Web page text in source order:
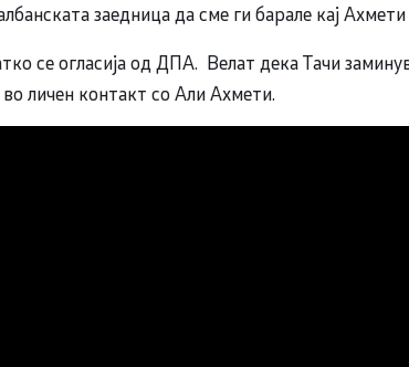
заедница да сме ги барале кај Ахмети
се огласија од ДПА. Велат дека Тачи
личен контакт со Али Ахмети.